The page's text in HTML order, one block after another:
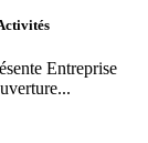
Entreprise